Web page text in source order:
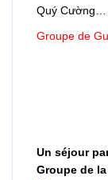
Quý Cường…
Groupe de
Un séjour
Groupe de la